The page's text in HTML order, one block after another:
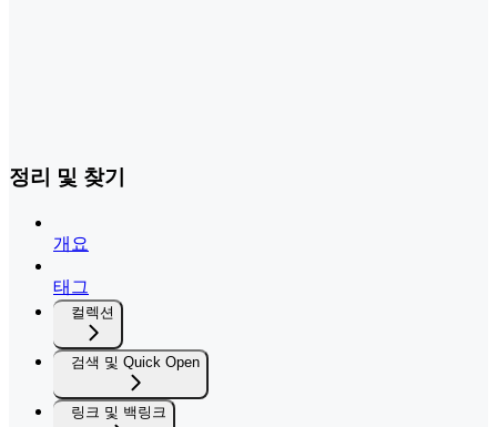
정리 및 찾기
개요
태그
컬렉션
검색 및 Quick Open
링크 및 백링크